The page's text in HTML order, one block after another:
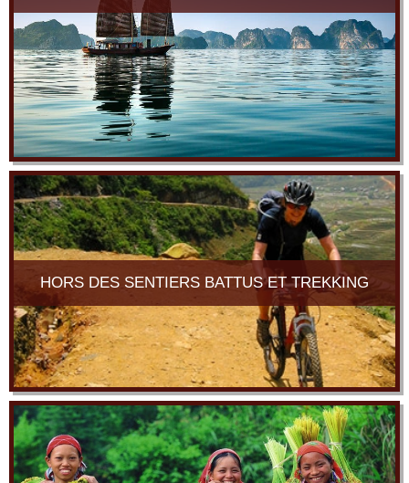
HORS DES SENTIERS BATTUS ET TREKKING